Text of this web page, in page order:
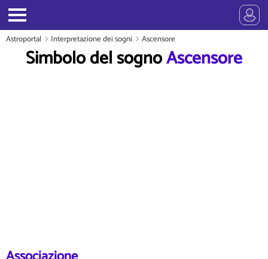
Astroportal Interpretazione dei sogni Ascensore
Simbolo del sognoAscensore